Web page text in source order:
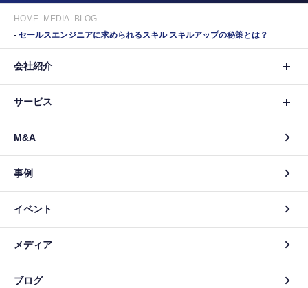
HOME MEDIA
BLOG
セールスエンジニアに求められるスキル スキルアップの秘策とは？
会社紹介
サービス
M&A
事例
イベント
メディア
ブログ